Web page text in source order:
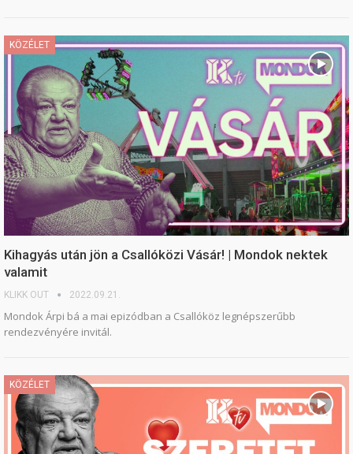
KÖZÉLET
Kihagyás után jön a Csallóközi Vásár! | Mondok nektek
valamit
KLIKK OUT 2022.09.21.
Mondok Árpi bá a mai epizódban a Csallóköz legnépszerűbb
rendezvényére invitál.
KÖZÉLET